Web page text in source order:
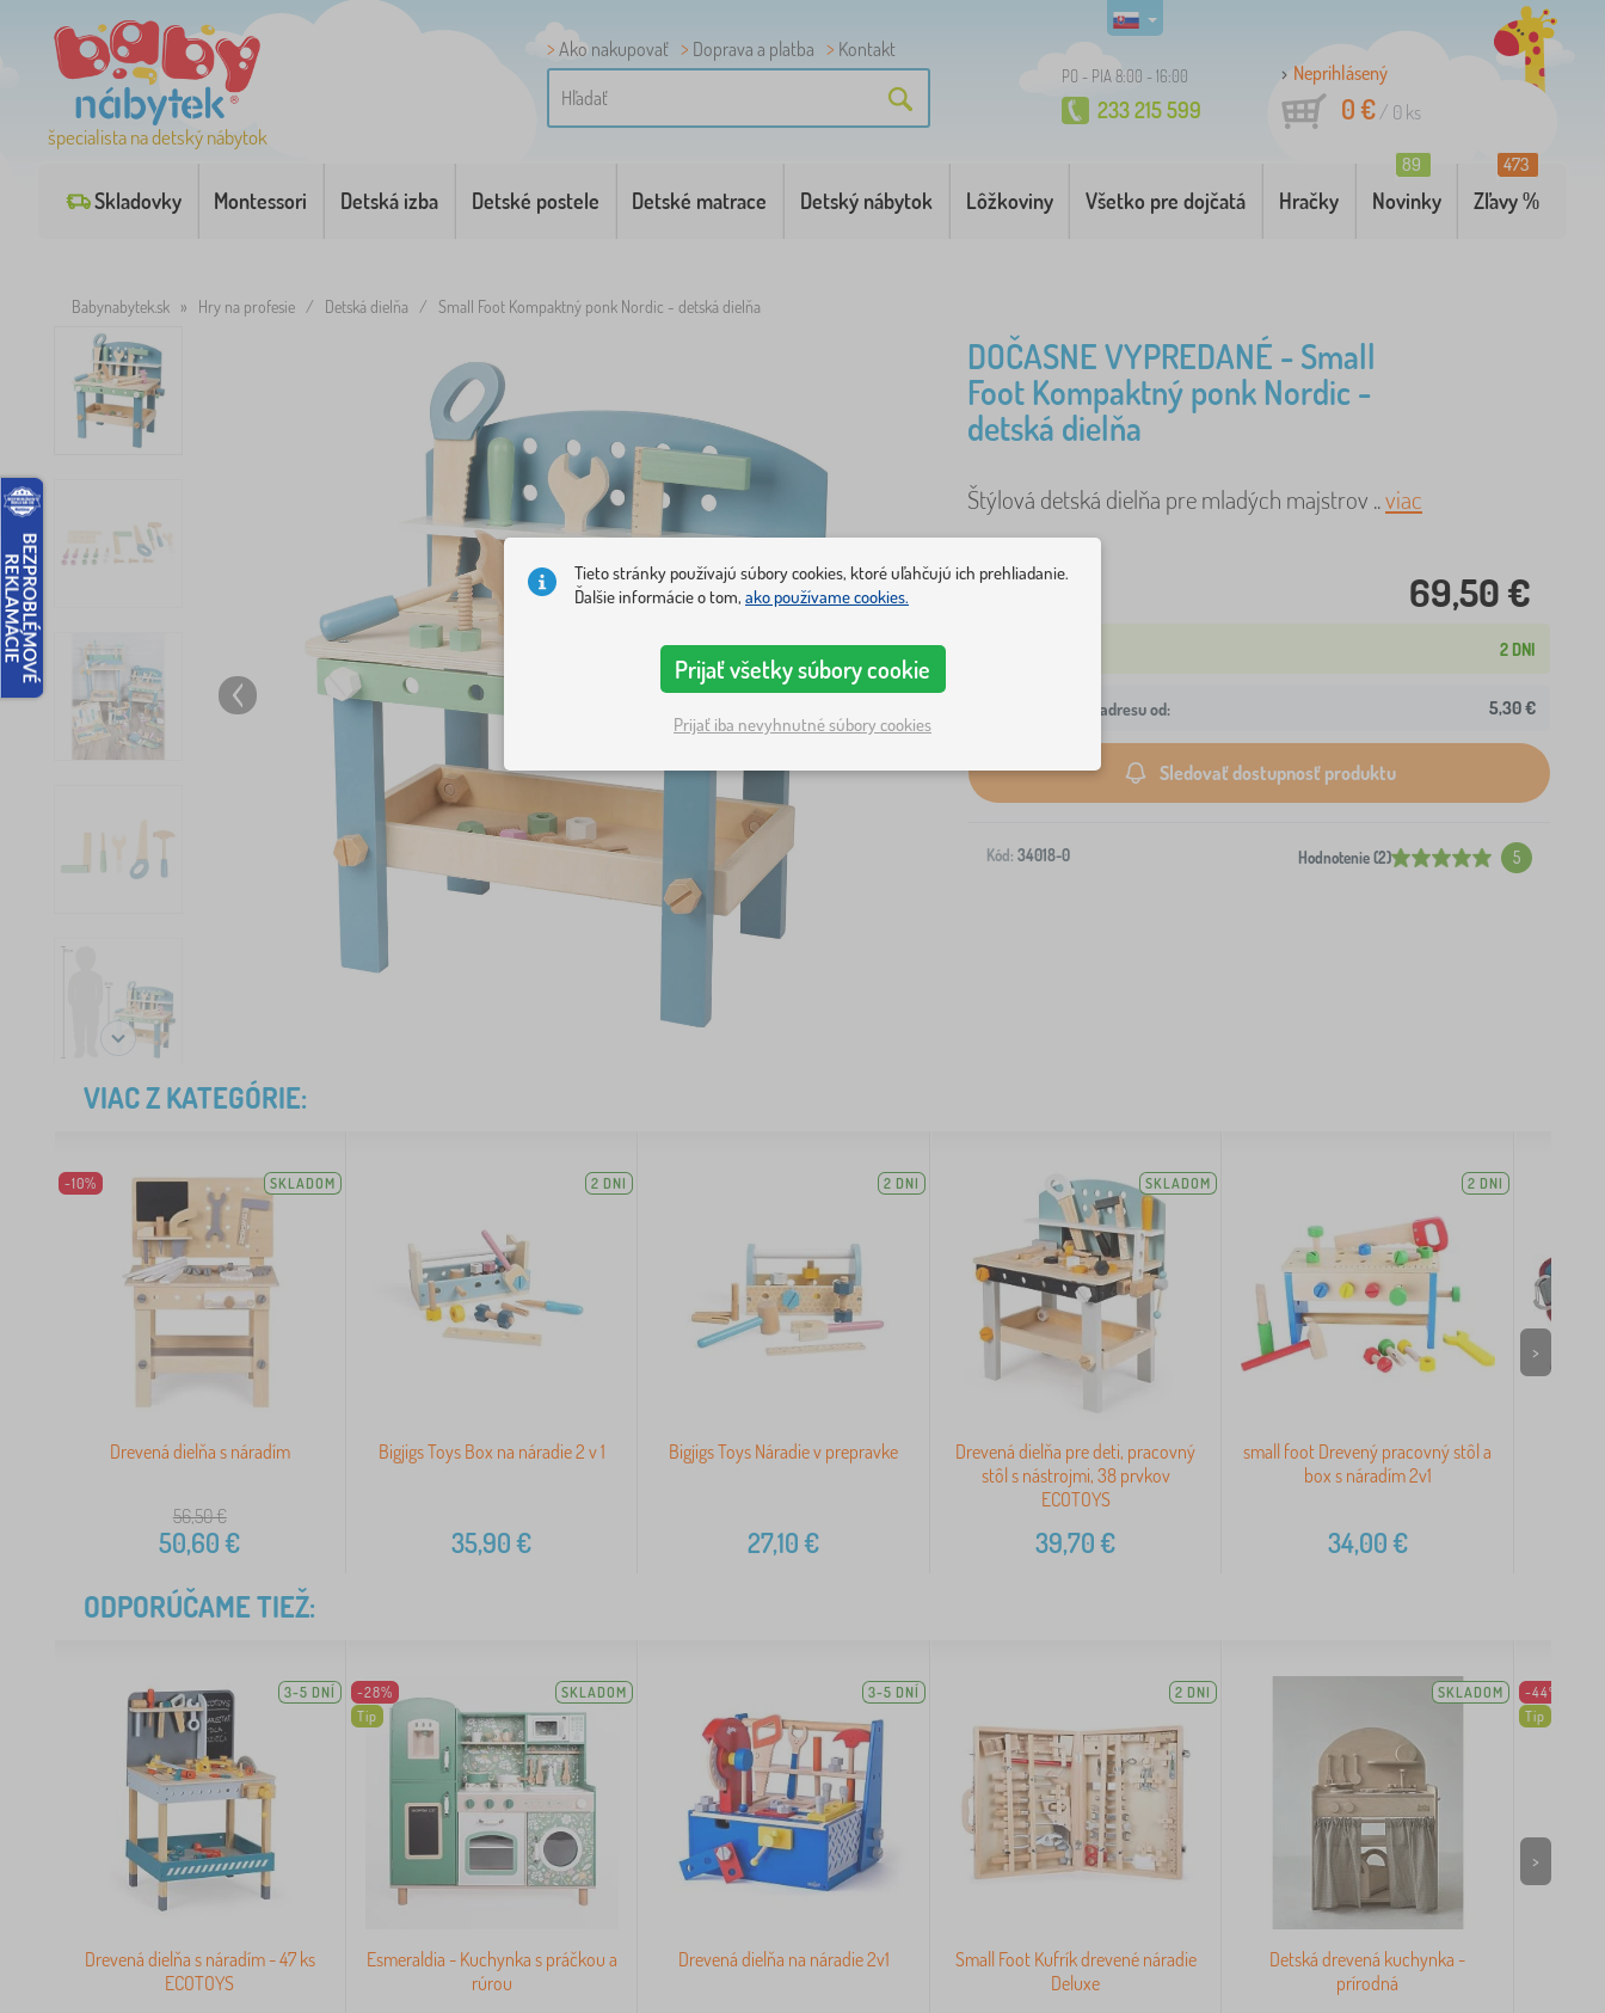
špecialista na detský nábytok
Ako nakupovať Doprava a platba Kontakt
PO - PIA 8:00 - 16:00
233 215 599
Neprihlásený
0 €/ 0 ks
Skladovky Montessori Detská izba Detské postele Detské matrace Detský nábytok Lôžkoviny Všetko pre dojčatá Hračky Novinky
89
Zľavy %
473
Babynabytek.sk » Hry na profesie / Detská dielňa / Small Foot Kompaktný ponk Nordic - detská dielňa
DOČASNE VYPREDANÉ - Small
Foot Kompaktný ponk Nordic -
detská dielňa
Štýlová detská dielňa pre mladých majstrov ..viac
69,50 €
2 DNI
Doprava na Vašu adresu od: 5,30 €
Sledovať dostupnosť produktu
Kód: 34018-0 Hodnotenie (2) 5
VIAC Z KATEGÓRIE:
-10% SKLADOM
Drevená dielňa s náradím
56,50€
50,60€
2 DNI
Bigjigs Toys Box na náradie 2 v 1
35,90€
2 DNI
Bigjigs Toys Náradie v prepravke
27,10€
SKLADOM
Drevená dielňa pre deti, pracovný
stôl s nástrojmi, 38 prvkov
ECOTOYS
39,70€
2 DNI
small foot Drevený pracovný stôl a
box s náradím 2v1
34,00€
>
ODPORÚČAME TIEŽ:
3-5 DNÍ
Drevená dielňa s náradím - 47 ks
ECOTOYS
-28%
Tip
SKLADOM
Esmeraldia - Kuchynka s práčkou a
rúrou
3-5 DNÍ
Drevená dielňa na náradie 2v1
2 DNI
Small Foot Kufrík drevené náradie
Deluxe
SKLADOM
Detská drevená kuchynka -
prírodná
-44%
Tip
>
Tieto stránky používajú súbory cookies, ktoré uľahčujú ich prehliadanie.
Ďalšie informácie o tom, ako používame cookies.
Prijať všetky súbory cookie
Prijať iba nevyhnutné súbory cookies